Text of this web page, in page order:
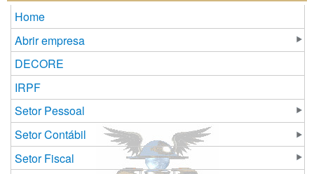
Home
Abrir empresa
DECORE
IRPF
Setor Pessoal
Setor Contábil
Setor Fiscal